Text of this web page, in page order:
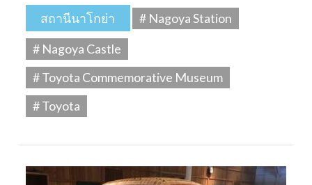
สถานีนาโกย่า
# Nagoya Station
# Nagoya Castle
# Toyota Commemorative Museum
# Toyota